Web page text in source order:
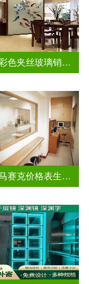
阜阳彩色夹丝玻璃销售电话
玻璃马赛克价格表生产电话